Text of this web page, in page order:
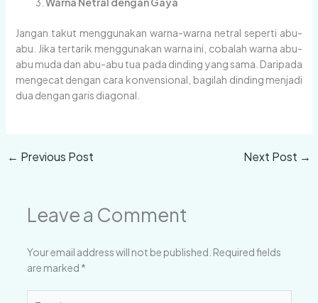
Jangan takut menggunakan warna-warna netral seperti abu-
abu. Jika tertarik menggunakan warna ini, cobalah warna abu-
abu muda dan abu-abu tua pada dinding yang sama. Daripada
mengecat dengan cara konvensional, bagilah dinding menjadi
dua dengan garis diagonal.
← Previous Post Next Post →
Leave a Comment
Your email address will not be published. Required fields
are marked *